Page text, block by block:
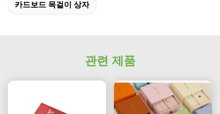
카드보드 목걸이 상자
관련 제품